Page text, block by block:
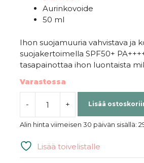
Aurinkovoide
50 ml
Ihon suojamuuria vahvistava ja
suojakertoimella SPF50+
tasapainottaa ihon luontaista
Varastossa
-
SKIN1004
|
Centella
Probio-
+ Lisää
Alin hinta viimeisen 30 päivän sisällä:
Lisää toivelistalle